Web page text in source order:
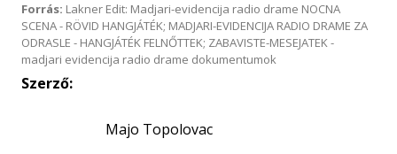
Forrás: Lakner Edit: Madjari-evidencija radio drame NOCNA
SCENA - RÖVID HANGJÁTÉK; MADJARI-EVIDENCIJA RADIO DRAME ZA
ODRASLE - HANGJÁTÉK FELNŐTTEK; ZABAVISTE-MESEJATEK -
madjari evidencija radio drame dokumentumok
Szerző:
Majo Topolovac